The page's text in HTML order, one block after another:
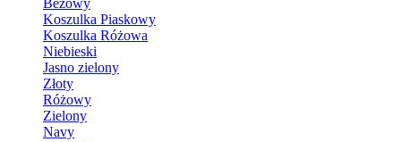
Koszulka Piaskowy
Koszulka Różowa
Niebieski
Jasno zielony
Złoty
Różowy
Zielony
Navy